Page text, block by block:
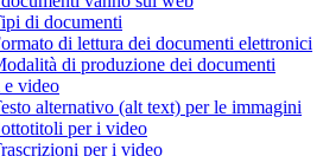
di documenti
di lettura dei documenti elettronici
di produzione dei documenti
video
alternativo (alt text) per le immagini
per i video
per i video